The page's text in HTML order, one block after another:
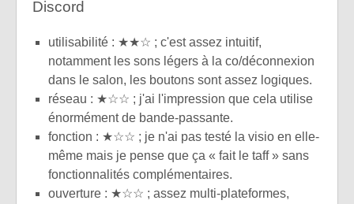
Discord
utilisabilité : ★★☆ ; c'est assez intuitif,
notamment les sons légers à la co/déconnexion
dans le salon, les boutons sont assez logiques.
réseau : ★☆☆ ; j'ai l'impression que cela utilise
énormément de bande-passante.
fonction : ★☆☆ ; je n'ai pas testé la visio en elle-
même mais je pense que ça « fait le taff » sans
fonctionnalités complémentaires.
ouverture : ★☆☆ ; assez multi-plateformes,